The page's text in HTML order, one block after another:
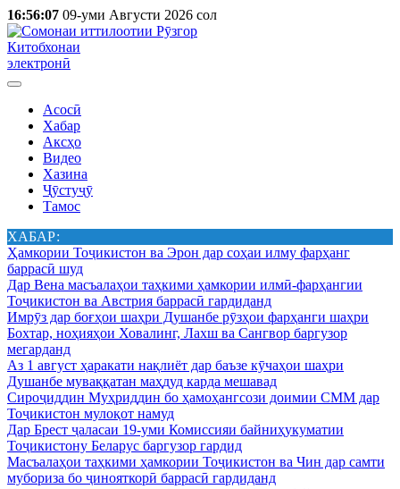
16:56:07 09-уми Августи 2026 сол
Китобхонаи
электронӣ
Асосӣ
Хабар
Аксҳо
Видео
Хазина
Ҷӯстуҷӯ
Тамос
ХАБАР:
Ҳамкории Тоҷикистон ва Эрон дар соҳаи илму фарҳанг
баррасӣ шуд
Дар Вена масъалаҳои таҳкими ҳамкории илмӣ-фарҳангии
Тоҷикистон ва Австрия баррасӣ гардиданд
Имрӯз дар боғҳои шаҳри Душанбе рӯзҳои фарҳанги шаҳри
Бохтар, ноҳияҳои Ховалинг, Лахш ва Сангвор баргузор
мегарданд
Аз 1 август ҳаракати нақлиёт дар баъзе кӯчаҳои шаҳри
Душанбе муваққатан маҳдуд карда мешавад
Сироҷиддин Муҳриддин бо ҳамоҳангсози доимии СММ дар
Тоҷикистон мулоқот намуд
Дар Брест ҷаласаи 19-уми Комиссияи байниҳукуматии
Тоҷикистону Беларус баргузор гардид
Масъалаҳои таҳкими ҳамкории Тоҷикистон ва Чин дар самти
мубориза бо ҷинояткорӣ баррасӣ гардиданд